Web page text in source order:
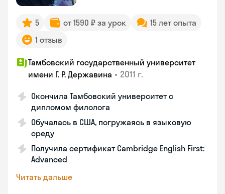
5 от 1590 ₽ за урок
15 лет опыта
1 отзыв
Тамбовский государственный университет
имени Г. Р. Державина • 2011 г.
Окончила Тамбовский университет с
дипломом филолога
Обучалась в США, погружаясь в языковую
среду
Получила сертификат Cambridge English First:
Advanced
Читать дальше